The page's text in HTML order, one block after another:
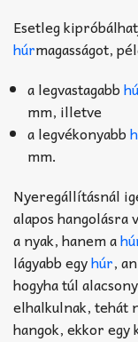
Esetleg
húrmagasságot,
a legvastagabb
mm, illetve
a legvékonyabb
mm.
Nyeregállításnál
alapos hangolásra
a nyak, hanem a
lágyabb egyhúr,
hogyha túl
elhalkulnak, tehát
hangok, ekkor